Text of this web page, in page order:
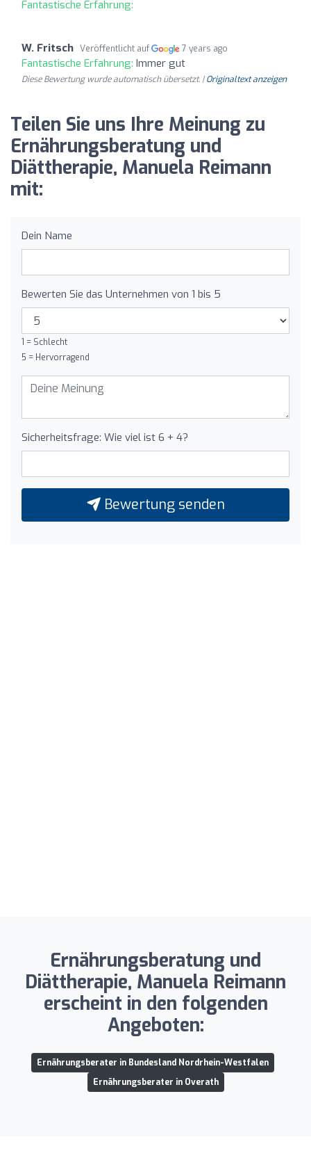
Fantastische Erfahrung:
W. Fritsch Veröffentlicht auf 7 years ago
Fantastische Erfahrung: Immer gut
Diese Bewertung wurde automatisch übersetzt. |Originaltext anzeigen
Teilen Sie uns Ihre Meinung zu
Ernährungsberatung und
Diättherapie, Manuela Reimann
mit:
Dein Name
Bewerten Sie das Unternehmen von 1 bis 5
1 = Schlecht
5 = Hervorragend
Sicherheitsfrage: Wie viel ist 6 + 4?
Bewertung senden
Ernährungsberatung und
Diättherapie, Manuela Reimann
erscheint in den folgenden
Angeboten:
Ernährungsberater in Bundesland Nordrhein-Westfalen
Ernährungsberater in Overath